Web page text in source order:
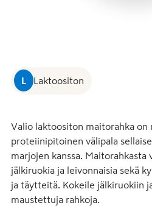
L Laktoositon
Valio laktoositon maitorahka on
proteiinipitoinen välipala
marjojen kanssa. Maitorahkasta
jälkiruokia ja leivonnaisia sekä
ja täytteitä. Kokeile jälkiruokiin
maustettuja rahkoja.